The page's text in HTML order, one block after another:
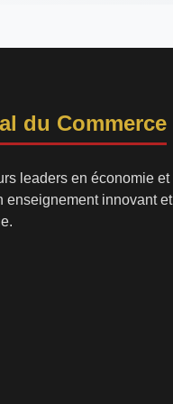
du Commerce
leaders en économie et
enseignement innovant et